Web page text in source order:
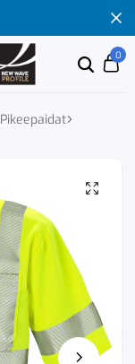
Etsi
0
Pikeepaidat